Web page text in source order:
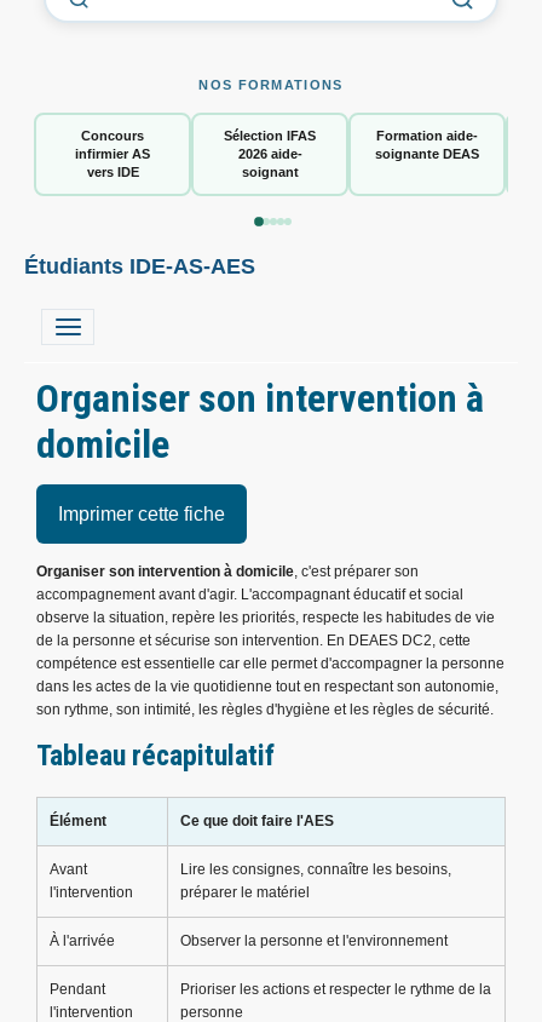
NOS FORMATIONS
Concours
infirmier AS
vers IDE
Sélection IFAS
2026 aide-
soignant
Formation aide-
soignante DEAS
Étudiants IDE-AS-AES
Organiser son intervention à
domicile
Imprimer cette fiche
Organiser son intervention à domicile, c'est préparer son
accompagnement avant d'agir. L'accompagnant éducatif et social
observe la situation, repère les priorités, respecte les habitudes de vie
de la personne et sécurise son intervention. En DEAES DC2, cette
compétence est essentielle car elle permet d'accompagner la personne
dans les actes de la vie quotidienne tout en respectant son autonomie,
son rythme, son intimité, les règles d'hygiène et les règles de sécurité.
Tableau récapitulatif
Élément Ce que doit faire l'AES
Avant
l'intervention
Lire les consignes, connaître les besoins,
préparer le matériel
À l'arrivée Observer la personne et l'environnement
Pendant
l'intervention
Prioriser les actions et respecter le rythme de la
personne